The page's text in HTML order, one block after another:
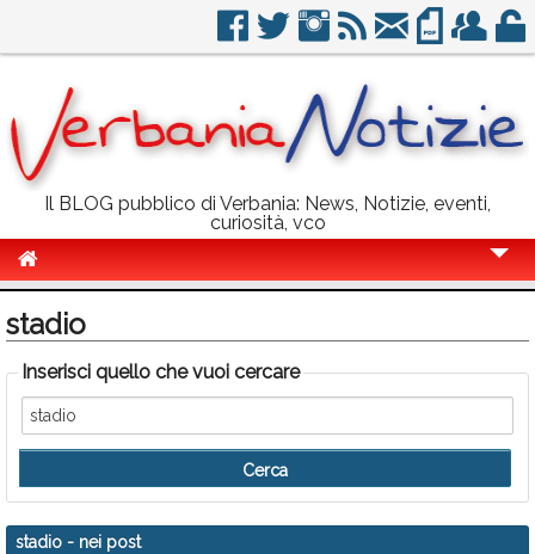
Il BLOG pubblico di Verbania: News, Notizie, eventi,
curiosità, vco
Politica
Sport
Eventi
Info Utili
Rubriche
stadio
Inserisci quello che vuoi cercare
stadio - nei post